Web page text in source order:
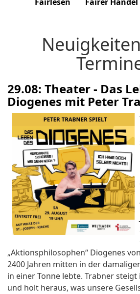
29.08: Theater - Das
Diogenes mit Peter
„Aktionsphilosophen“ Diogenes
2400 Jahren mitten in der
in einer Tonne lebte. Trabner steigt
und holt heraus, was unsere